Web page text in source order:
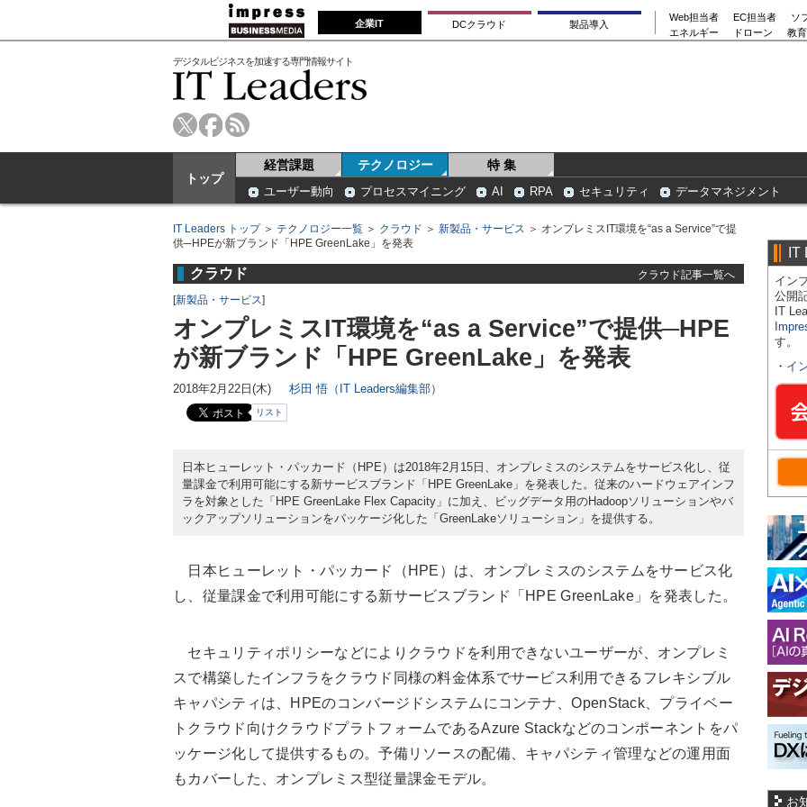
企業IT DCクラウド 製品導入
Web担当者 EC担当者
ソ
エネルギー
ドローン 教
デジタルビジネスを加速する専門情報サイト
トップ
経営課題 テクノロジー 特 集
ユーザー動向 プロセスマイニング AI RPA セキュリティ データマネジメント
IT Leaders トップ＞ テクノロジー一覧 ＞ クラウド ＞ 新製品・サービス ＞ オンプレミスIT環境を“as a Service”で提
供─HPEが新ブランド「HPE GreenLake」を発表
クラウド
クラウド記事一覧へ
[新製品・サービス]
オンプレミスIT環境を“as a Service”で提供─HPE
が新ブランド「HPE GreenLake」を発表
2018年2月22日(木) 杉田 悟（IT Leaders編集部）
リスト
日本ヒューレット・パッカード（HPE）は2018年2月15日、オンプレミスのシステムをサービス化し、従
量課金で利用可能にする新サービスブランド「HPE GreenLake」を発表した。従来のハードウェアインフ
ラを対象とした「HPE GreenLake Flex Capacity」に加え、ビッグデータ用のHadoopソリューションやバ
ックアップソリューションをパッケージ化した「GreenLakeソリューション」を提供する。
日本ヒューレット・パッカード（HPE）は、オンプレミスのシステムをサービス化
し、従量課金で利用可能にする新サービスブランド「HPE GreenLake」を発表した。
セキュリティポリシーなどによりクラウドを利用できないユーザーが、オンプレミ
スで構築したインフラをクラウド同様の料金体系でサービス利用できるフレキシブル
キャパシティは、HPEのコンバージドシステムにコンテナ、OpenStack、プライベー
トクラウド向けクラウドプラトフォームであるAzure Stackなどのコンポーネントをパ
ッケージ化して提供するもの。予備リソースの配備、キャパシティ管理などの運用面
もカバーした、オンプレミス型従量課金モデル。
IT
イン
公開
IT
す。
・ イ
お